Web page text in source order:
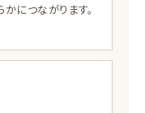
につながります。